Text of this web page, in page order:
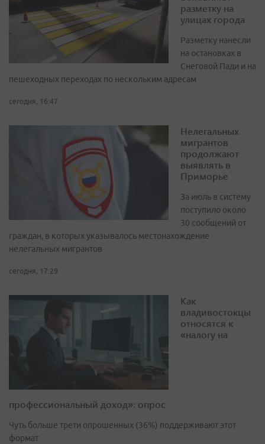
разметку на
улицах города
Разметку нанесли
на остановках в
Снеговой Пади и на
пешеходных переходах по нескольким адресам
сегодня, 16:47
Нелегальных
мигрантов
продолжают
выявлять в
Приморье
За июль в систему
поступило около
30 сообщений от
граждан, в которых указывалось местонахождение
нелегальных мигрантов
сегодня, 17:29
Как
владивостокцы
относятся к
«налогу на
профессиональный доход»: опрос
Чуть больше трети опрошенных (36%) поддерживают этот
формат